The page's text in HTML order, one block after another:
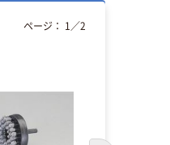
ページ： 1 ／2